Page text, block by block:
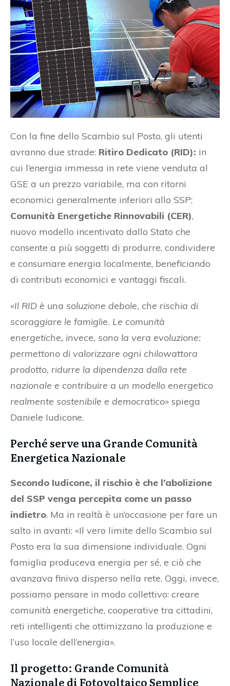
Con la fine dello Scambio sul Posto, gli utenti
avranno due strade: Ritiro Dedicato (RID): in
cui l’energia immessa in rete viene venduta al
GSE a un prezzo variabile, ma con ritorni
economici generalmente inferiori allo SSP;
Comunità Energetiche Rinnovabili (CER),
nuovo modello incentivato dallo Stato che
consente a più soggetti di produrre, condividere
e consumare energia localmente, beneficiando
di contributi economici e vantaggi fiscali.
«Il RID è una soluzione debole, che rischia di
scoraggiare le famiglie. Le comunità
energetiche, invece, sono la vera evoluzione:
permettono di valorizzare ogni chilowattora
prodotto, ridurre la dipendenza dalla rete
nazionale e contribuire a un modello energetico
realmente sostenibile e democratico» spiega
Daniele Iudicone.
Perché serve una Grande Comunità
Energetica Nazionale
Secondo Iudicone, il rischio è che l’abolizione
del SSP venga percepita come un passo
indietro. Ma in realtà è un’occasione per fare un
salto in avanti: «Il vero limite dello Scambio sul
Posto era la sua dimensione individuale. Ogni
famiglia produceva energia per sé, e ciò che
avanzava finiva disperso nella rete. Oggi, invece,
possiamo pensare in modo collettivo: creare
comunità energetiche, cooperative tra cittadini,
reti intelligenti che ottimizzano la produzione e
l’uso locale dell’energia».
Il progetto: Grande Comunità
Nazionale di Fotovoltaico Semplice